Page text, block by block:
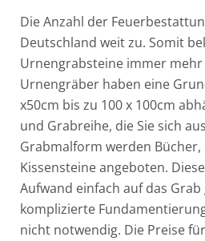
Die Anzahl der
Deutschland weit zu. Somit
Urnengrabsteine immer
Urnengräber haben eine
x50cm bis zu 100 x 100cm
und Grabreihe, die Sie sich
Grabmalform werden Bücher,
Kissensteine angeboten.
Aufwand einfach auf das
komplizierte
nicht notwendig. Die Preise